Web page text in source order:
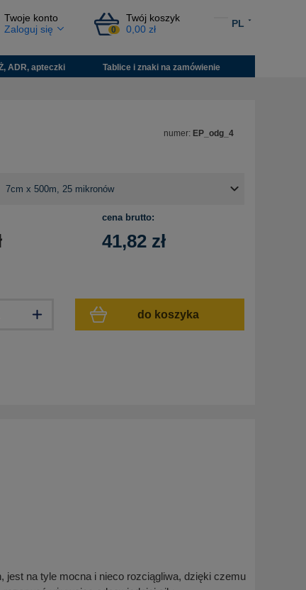
Twoje konto
Zaloguj się
Twój koszyk
0 0,00 zł
PL
ADR, apteczki Tablice i znaki na zamówienie
numer: EP_odg_4
cena brutto:
41,82 zł
do koszyka
na tyle mocna i nieco rozciągliwa, dzięki czemu